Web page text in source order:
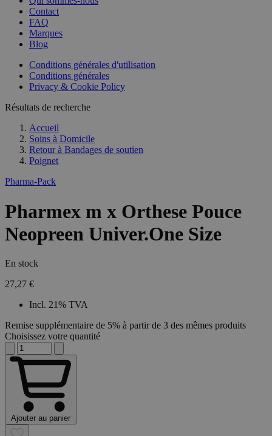
Contact
FAQ
Marques
Blog
Conditions générales d'utilisation
Conditions générales
Privacy & Cookie Policy
Résultats de recherche
Accueil
Soins à Domicile
Retour à Bandages de soutien
Poignet
Pharma-Pack
Pharmex m x Orthese Pouce
Neopreen Univer.One Size
En stock
27,27 €
Incl. 21% TVA
Remise supplémentaire de 5% à partir de 3 des mêmes produits
Choisissez votre quantité
Ajouter au panier